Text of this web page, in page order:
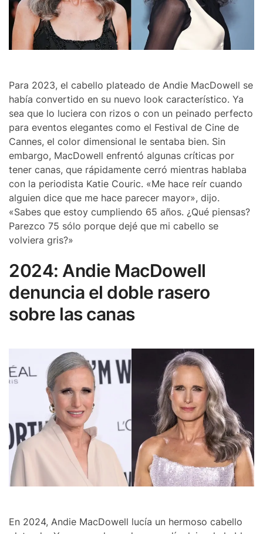
Para 2023, el cabello plateado de Andie MacDowell se
había convertido en su nuevo look característico. Ya
sea que lo luciera con rizos o con un peinado perfecto
para eventos elegantes como el Festival de Cine de
Cannes, el color dimensional le sentaba bien. Sin
embargo, MacDowell enfrentó algunas críticas por
tener canas, que rápidamente cerró mientras hablaba
con la periodista Katie Couric. «Me hace reír cuando
alguien dice que me hace parecer mayor», dijo.
«Sabes que estoy cumpliendo 65 años. ¿Qué piensas?
Parezco 75 sólo porque dejé que mi cabello se
volviera gris?»
2024: Andie MacDowell
denuncia el doble rasero
sobre las canas
En 2024, Andie MacDowell lucía un hermoso cabello